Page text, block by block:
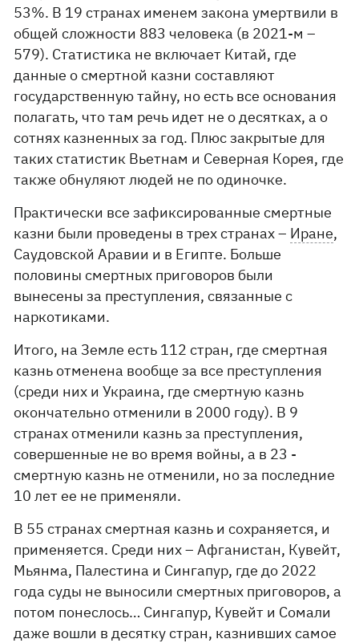
53%. В 19 странах именем закона умертвили в
общей сложности 883 человека (в 2021-м –
579). Статистика не включает Китай, где
данные о смертной казни составляют
государственную тайну, но есть все основания
полагать, что там речь идет не о десятках, а о
сотнях казненных за год. Плюс закрытые для
таких статистик Вьетнам и Северная Корея, где
также обнуляют людей не по одиночке.
Практически все зафиксированные смертные
казни были проведены в трех странах – Иране,
Саудовской Аравии и в Египте. Больше
половины смертных приговоров были
вынесены за преступления, связанные с
наркотиками.
Итого, на Земле есть 112 стран, где смертная
казнь отменена вообще за все преступления
(среди них и Украина, где смертную казнь
окончательно отменили в 2000 году). В 9
странах отменили казнь за преступления,
совершенные не во время войны, а в 23 -
смертную казнь не отменили, но за последние
10 лет ее не применяли.
В 55 странах смертная казнь и сохраняется, и
применяется. Среди них – Афганистан, Кувейт,
Мьянма, Палестина и Сингапур, где до 2022
года суды не выносили смертных приговоров, а
потом понеслось… Сингапур, Кувейт и Сомали
даже вошли в десятку стран, казнивших самое